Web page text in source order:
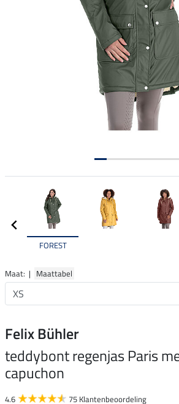
FOREST
Maat: | Maattabel
Felix Bühler
teddybont regenjas Paris
capuchon
4.6 75 Klantenbeoordeling